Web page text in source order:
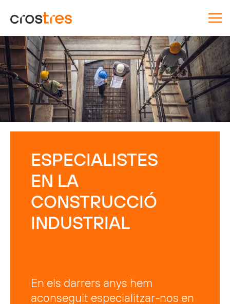
contingut
ESPECIALISTES
EN LA
CONSTRUCCIÓ
INDUSTRIAL
En els darrers anys hem
aconseguit especialitzar-nos en